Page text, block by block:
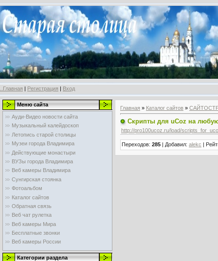
..Главная | Регистрация | Вход
Меню сайта
Ауди-Видео новости сайта
Музыкальный калейдоскоп
Летопись старой столицы
Музеи города Владимира
Действующие монастыри
ВУЗы города Владимира
Веб камеры Владимира
Сунгирская стоянка
Фотоальбом
Каталог сайтов
Обратная связь
Веб чат рулетка
Веб камеры Мира
Бесплатные звонки
Веб камеры России
Категории раздела
Главная » Каталог сайтов »
Скрипты для uCoz на
http://pro100ucoz.ru/load/
Переходов: 285 | Добавил: alekc |